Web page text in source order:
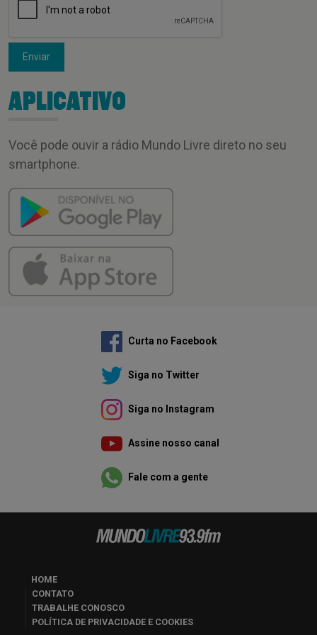
Enviar
APLICATIVO
Você pode ouvir a rádio Mundo Livre direto no seu
smartphone.
Curta no Facebook
Siga no Twitter
Siga no Instagram
Assine nosso canal
Fale com a gente
HOME
CONTATO
TRABALHE CONOSCO
POLÍTICA DE PRIVACIDADE E COOKIES